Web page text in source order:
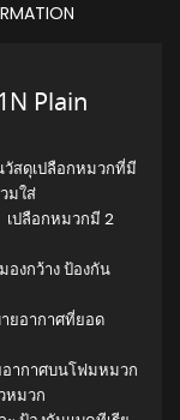
Plain
สดุเปลือกหมวกที่มี
มใส่
เปลือกหมวกมี 2
งกว้าง ป้องกัน
ยอากาศที่ยอด
อากาศบนโฟมหมวก
หมวก